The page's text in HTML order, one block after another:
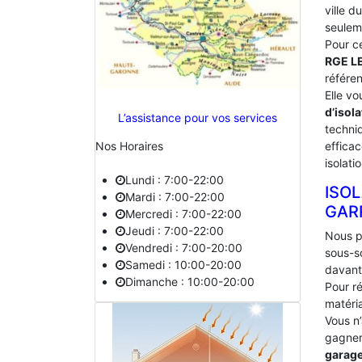
L’assistance pour vos services
Nos Horaires
Lundi : 7:00-22:00
Mardi : 7:00-22:00
Mercredi : 7:00-22:00
Jeudi : 7:00-22:00
Vendredi : 7:00-20:00
Samedi : 10:00-20:00
Dimanche : 10:00-20:00
ville
Pour
RGE
Elle
Nous
sous-
Pour
Vous